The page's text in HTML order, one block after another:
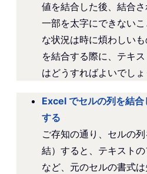
値を結合した後、結合
一部を太字にできない
な状況は時に煩わしい
を結合する際に、テキ
はどうすればよいでしょ
Excel でセルの列を結
する
ご存知の通り、セルの
結）すると、テキスト
など、元のセルの書式